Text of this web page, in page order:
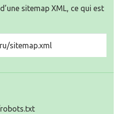
sitemap XML, ce qui est
sitemap.xml